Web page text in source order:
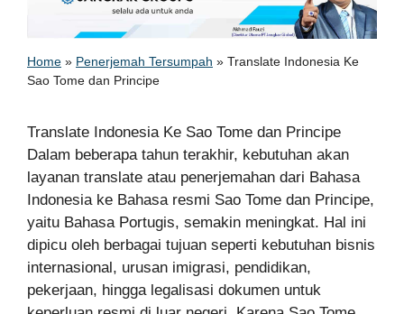
Home » Penerjemah Tersumpah » Translate Indonesia Ke
Sao Tome dan Principe
Translate Indonesia Ke Sao Tome dan Principe
Dalam beberapa tahun terakhir, kebutuhan akan
layanan translate atau penerjemahan dari Bahasa
Indonesia ke Bahasa resmi Sao Tome dan Principe,
yaitu Bahasa Portugis, semakin meningkat. Hal ini
dipicu oleh berbagai tujuan seperti kebutuhan bisnis
internasional, urusan imigrasi, pendidikan,
pekerjaan, hingga legalisasi dokumen untuk